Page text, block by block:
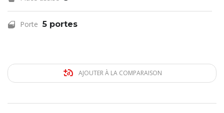
Porte 5 portes
AJOUTER À LA COMPARAISON